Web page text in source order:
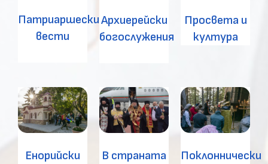
Патриаршески
вести
Архиерейски
богослужения
Просвета и
култура
Енорийски
В страната
Поклоннически